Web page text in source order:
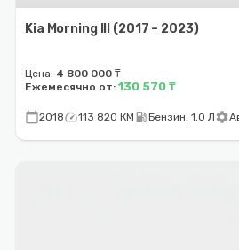
Kia Morning III (2017 – 2023)
Цена: 4 800 000 ₸
Ежемесячно от: 130 570 ₸
calendar_today2018speed113 820 КМ local_gas_stationБензин, 1.0 Лsettings